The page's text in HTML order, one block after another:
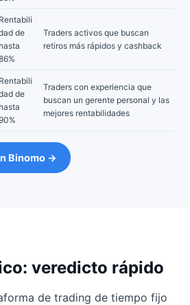
Rentabili
de
hasta
Traders activos que buscan
retiros más rápidos y cashback
Rentabili
de
hasta
Traders con experiencia que
buscan un gerente personal y las
mejores rentabilidades
Binomo →
veredicto rápido
de trading de tiempo fijo